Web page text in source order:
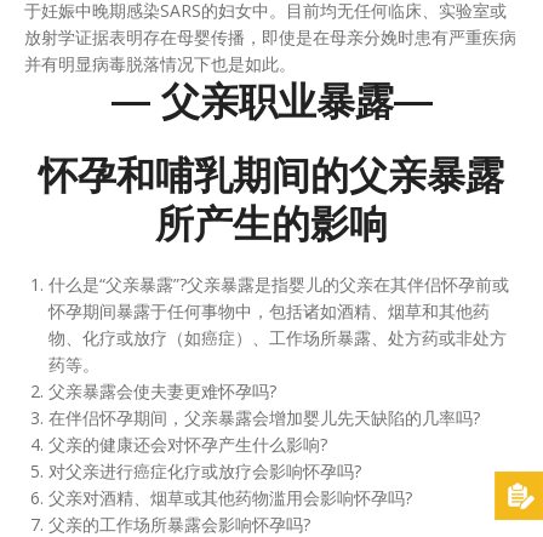
于妊娠中晚期感染SARS的妇女中。目前均无任何临床、实验室或
放射学证据表明存在母婴传播，即使是在母亲分娩时患有严重疾病
并有明显病毒脱落情况下也是如此。
— 父亲职业暴露—
怀孕和哺乳期间的父亲暴露
所产生的影响
什么是“父亲暴露”?父亲暴露是指婴儿的父亲在其伴侣怀孕前或
怀孕期间暴露于任何事物中，包括诸如酒精、烟草和其他药
物、化疗或放疗（如癌症）、工作场所暴露、处方药或非处方
药等。
父亲暴露会使夫妻更难怀孕吗?
在伴侣怀孕期间，父亲暴露会增加婴儿先天缺陷的几率吗?
父亲的健康还会对怀孕产生什么影响?
对父亲进行癌症化疗或放疗会影响怀孕吗?
父亲对酒精、烟草或其他药物滥用会影响怀孕吗?
父亲的工作场所暴露会影响怀孕吗?